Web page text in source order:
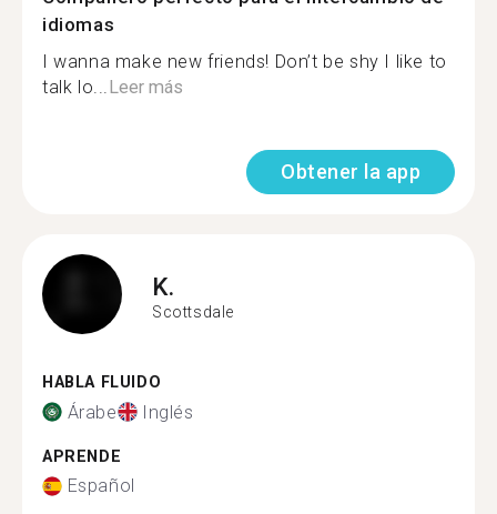
idiomas
I wanna make new friends! Don’t be shy I like to
talk lo...Leer más
Obtener la app
K.
Scottsdale
HABLA FLUIDO
Árabe Inglés
APRENDE
Español